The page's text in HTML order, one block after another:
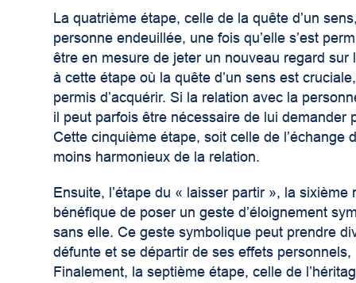
La quatrième étape, celle de la quête d’un
personne endeuillée, une fois qu’elle s’est
être en mesure de jeter un nouveau regard
à cette étape où la quête d’un sens est
permis d’acquérir. Si la relation avec la
il peut parfois être nécessaire de lui
Cette cinquième étape, soit celle de
moins harmonieux de la relation.
Ensuite, l’étape du « laisser partir », la
bénéfique de poser un geste d’éloignement
sans elle. Ce geste symbolique peut prendre
défunte et se départir de ses effets
Finalement, la septième étape, celle de